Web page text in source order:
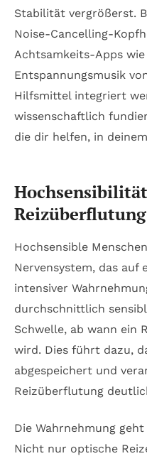
Stabilität vergrößerst.
Noise-Cancelling-
Achtsamkeits-Apps
Entspannungsmusik
Hilfsmittel integriert
wissenschaftlich
die dir helfen, in
Hochsensible
Nervensystem, das auf
intensiver
durchschnittlich
Schwelle, ab wann ein
wird. Dies führt dazu,
abgespeichert und
Reizüberflutung
Die Wahrnehmung
Nicht nur optische